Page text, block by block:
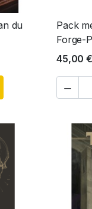
du
au panier
Pack
Forge-
45,00 €
